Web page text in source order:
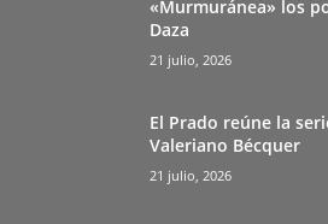
«Murmuránea» los
Daza
21 julio, 2026
El Prado reúne la
Valeriano Bécquer
21 julio, 2026